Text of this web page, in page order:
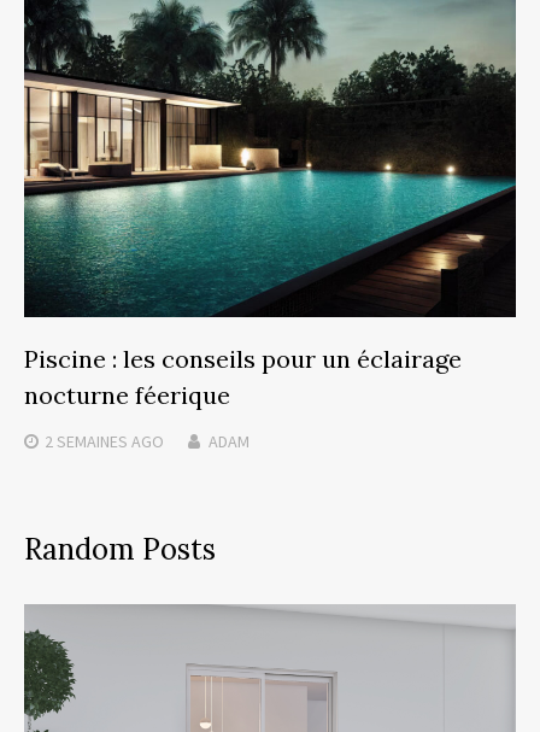
Piscine : les conseils pour un éclairage
nocturne féerique
2 SEMAINES AGO ADAM
Random Posts